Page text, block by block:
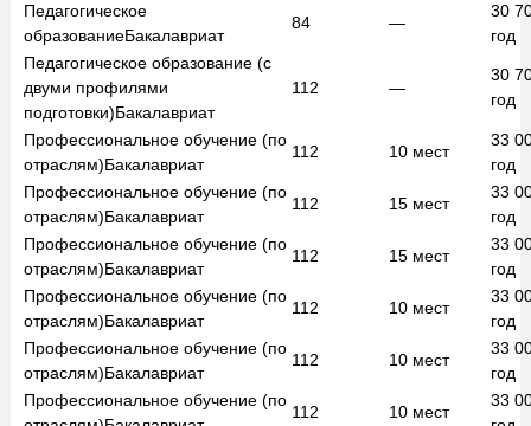
Педагогическое
образованиеБакалавриат
84 —
30
год
Педагогическое образование (с
двуми профилями
подготовки)Бакалавриат
112 —
30
год
Профессиональное обучение (по
отраслям)Бакалавриат
112 10 мест
33
год
Профессиональное обучение (по
отраслям)Бакалавриат
112 15 мест
33
год
Профессиональное обучение (по
отраслям)Бакалавриат
112 15 мест
33
год
Профессиональное обучение (по
отраслям)Бакалавриат
112 10 мест
33
год
Профессиональное обучение (по
отраслям)Бакалавриат
112 10 мест
33
год
Профессиональное обучение (по
112 10 мест
33